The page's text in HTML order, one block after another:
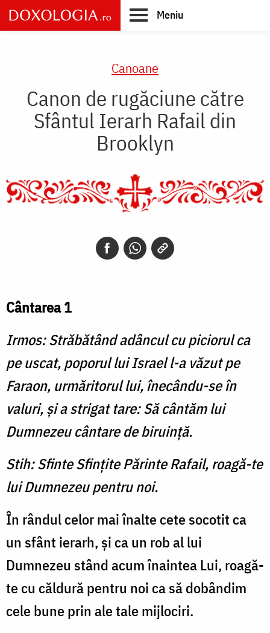
Skip
to
main
Meniu
Canoane
Canon de rugăciune către
Sfântul Ierarh Rafail din
Brooklyn
Cântarea 1
Irmos: Străbătând adâncul cu piciorul ca
pe uscat, poporul lui Israel l-a văzut pe
Faraon, urmăritorul lui, înecându-se în
valuri, și a strigat tare: Să cântăm lui
Dumnezeu cântare de biruință.
Stih: Sfinte Sfințite Părinte Rafail, roagă-te
lui Dumnezeu pentru noi.
În rândul celor mai înalte cete socotit ca
un sfânt ierarh, și ca un rob al lui
Dumnezeu stând acum înaintea Lui, roagă-
te cu căldură pentru noi ca să dobândim
cele bune prin ale tale mijlociri.